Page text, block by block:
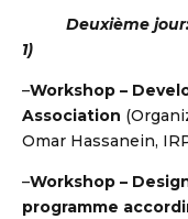
Deuxième jour:
1)
–Workshop –
Association
Omar Hassanein,
–Workshop –
programme